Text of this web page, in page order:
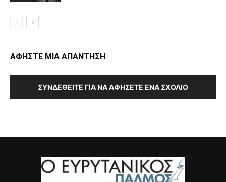
ΑΦΗΣΤΕ ΜΙΑ ΑΠΑΝΤΗΣΗ
ΣΥΝΔΕΘΕΊΤΕ ΓΙΑ ΝΑ ΑΦΉΣΕΤΕ ΈΝΑ ΣΧΌΛΙΟ